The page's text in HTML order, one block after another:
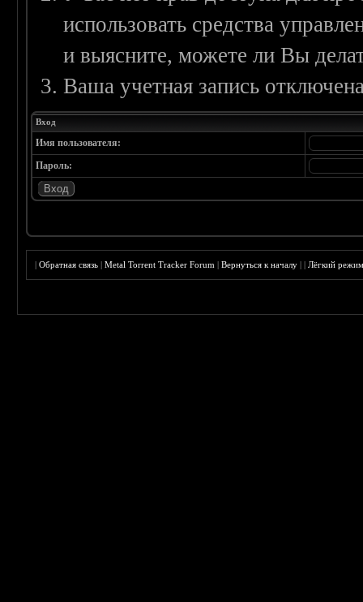
использовать средства
и выясните, можете ли Вы
Ваша учетная запись
Вход
Имя пользователя:
Пароль:
|Обратная связь |Metal Torrent Tracker Forum |Вернуться к началу ||Лёгкий